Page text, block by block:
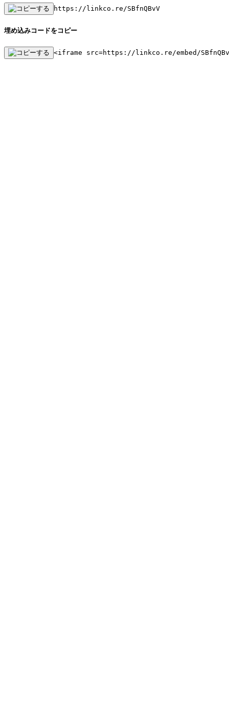
https://linkco.re/SBfnQBvV
埋め込みコードをコピー
<iframe src=https://linkco.re/embed/